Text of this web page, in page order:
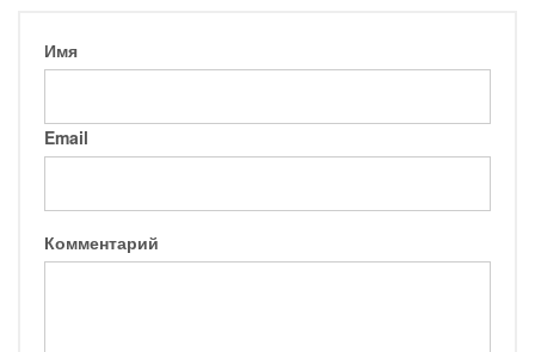
Имя
Email
Комментарий